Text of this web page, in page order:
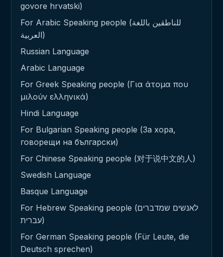
govore hrvatski)
For Arabic Speaking people (للناطقين باللغة
العربية)
Russian Language
Arabic Language
For Greek Speaking people (Για άτομα που
μιλούν ελληνικά)
Hindi Language
For Bulgarian Speaking people (За хора,
говорещи на български)
For Chinese Speaking people (对于说中文的人)
Swedish Language
Basque Language
For Hebrew Speaking people (לאנשים שמדברים
עברית)
For German Speaking people (Für Leute, die
Deutsch sprechen)